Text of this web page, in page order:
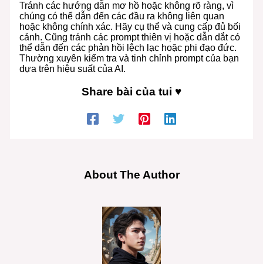
Tránh các hướng dẫn mơ hồ hoặc không rõ ràng, vì
chúng có thể dẫn đến các đầu ra không liên quan
hoặc không chính xác. Hãy cụ thể và cung cấp đủ bối
cảnh. Cũng tránh các prompt thiên vị hoặc dẫn dắt có
thể dẫn đến các phản hồi lệch lạc hoặc phi đạo đức.
Thường xuyên kiểm tra và tinh chỉnh prompt của bạn
dựa trên hiệu suất của AI.
Share bài của tui ♥
About The Author